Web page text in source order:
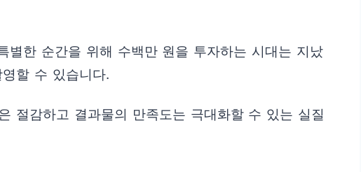
한 순간을 위해 수백만 원을 투자하는 시대는 지났
할 수 있습니다.
절감하고 결과물의 만족도는 극대화할 수 있는 실질